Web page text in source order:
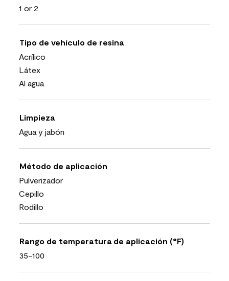
1 or 2
Tipo de vehículo de resina
Acrílico
Látex
Al agua
Limpieza
Agua y jabón
Método de aplicación
Pulverizador
Cepillo
Rodillo
Rango de temperatura de aplicación (°F)
35-100